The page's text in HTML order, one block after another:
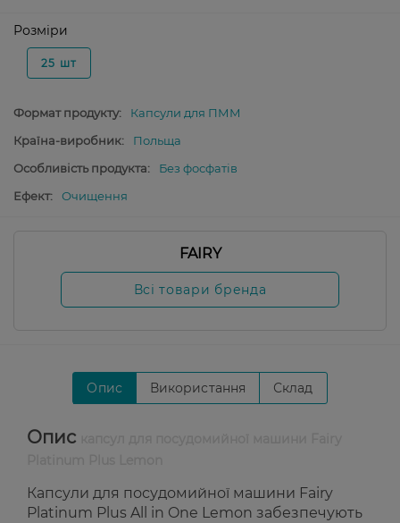
Розміри
25 шт
Формат продукту:
Капсули для ПММ
Країна-виробник:
Польща
Особливість продукта:
Без фосфатів
Ефект:
Очищення
FAIRY
Всі товари бренда
Опис Використання Склад
Опис
Капсули для посудомийної машини Fairy
Platinum Plus All in One Lemon забезпечують